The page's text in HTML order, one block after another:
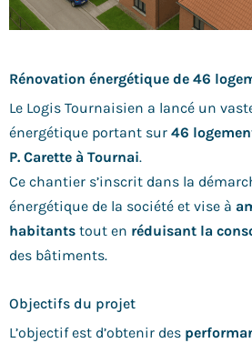
Rénovation énergétique de 46
Le Logis Tournaisien a lancé un
énergétique portant sur 46
P. Carette à Tournai.
Ce chantier s’inscrit dans la
énergétique de la société et vise à
habitants tout en réduisant la
des bâtiments.
Objectifs du projet
L’objectif est d’obtenir des